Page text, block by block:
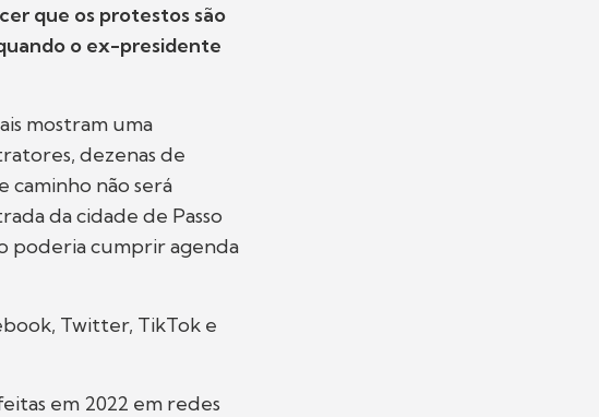
que os protestos são
o ex-presidente
mostram uma
dezenas de
caminho não será
da cidade de Passo
poderia cumprir agenda
Twitter, TikTok e
em 2022 em redes